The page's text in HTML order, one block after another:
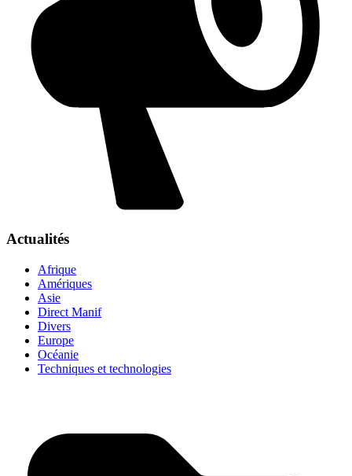
Actualités
Afrique
Amériques
Asie
Direct Manif
Divers
Europe
Océanie
Techniques et technologies